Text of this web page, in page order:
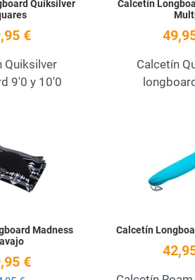
Quiksilver
€
Quiksilver
9'0 y 10'0
Calcetín
Calcetín
deseos
Madness
€
Calcetín